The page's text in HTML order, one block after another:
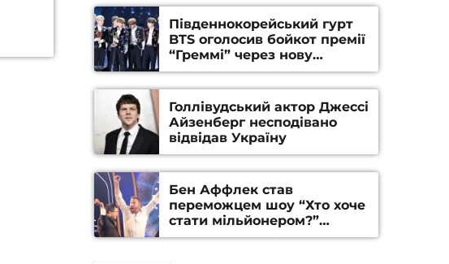
Південнокорейський гурт
BTS оголосив бойкот премії
“Греммі” через нову
номінацію
Голлівудський актор Джессі
Айзенберг несподівано
відвідав Україну
Бен Аффлек став
переможцем шоу “Хто хоче
стати мільйонером?”
(ВІДЕО)